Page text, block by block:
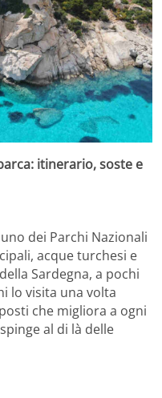
itinerario, soste e
dei Parchi Nazionali
acque turchesi e
Sardegna, a pochi
lo visita una volta
che migliora a ogni
al di là delle